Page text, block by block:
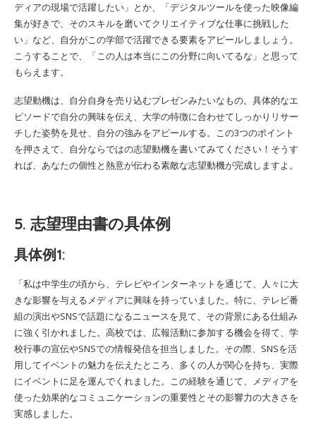
ディアの現場で活躍したい」とか、「デジタルツールを使った映像編
集が好きで、そのスキルを磨いてクリエイティブな仕事に挑戦した
い」など、自分がこの学部で活躍できる要素をアピールしましょう。
こうすることで、「この人は本当にこの分野に向いてるな」と思って
もらえます。
志望動機は、自分自身を売り込むプレゼンみたいなもの。具体的なエ
ピソードで自分の興味を伝え、大学の特徴に合わせてしっかりリサー
チした姿勢を見せ、自分の強みをアピールする。この3つのポイント
を押さえて、自分ならではの志望動機を書いてみてください！そうす
れば、あなたの個性と熱意が伝わる素敵な志望動機が完成しますよ。
5. 志望理由書の具体例
具体例1:
「私は中学生の頃から、テレビやインターネットを通じて、人々に大
きな影響を与えるメディアに興味を持っていました。特に、テレビ番
組の演出やSNSで話題になるニュースを見て、その背景にある仕組み
に強く引かれました。高校では、広報活動に参加する機会を得て、学
校行事の宣伝やSNSでの情報発信を担当しました。その際、SNSを活
用してイベントの魅力を伝えたところ、多くの人が関心を持ち、実際
にイベントに足を運んでくれました。この経験を通じて、メディアを
使った効果的なコミュニケーションの重要性とその影響力の大きさを
実感しました。